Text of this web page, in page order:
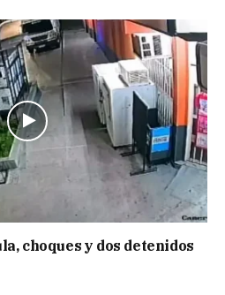
choques y dos detenidos